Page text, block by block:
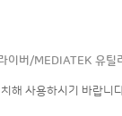
이버/MEDIATEK 유틸
해 사용하시기 바랍니